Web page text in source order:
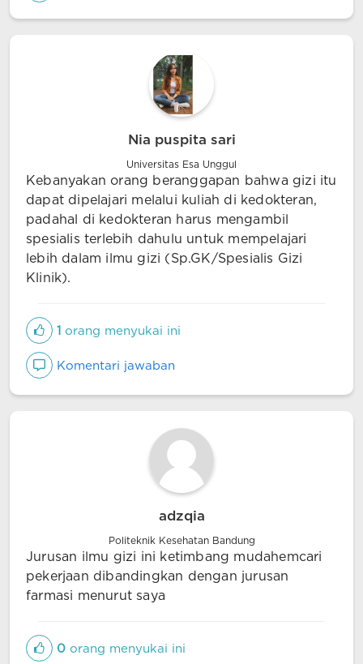
Nia puspita sari
Universitas Esa Unggul
Kebanyakan orang beranggapan bahwa gizi itu
dapat dipelajari melalui kuliah di kedokteran,
padahal di kedokteran harus mengambil
spesialis terlebih dahulu untuk mempelajari
lebih dalam ilmu gizi (Sp.GK/Spesialis Gizi
Klinik).
1 orang menyukai ini
Komentari jawaban
adzqia
Politeknik Kesehatan Bandung
Jurusan ilmu gizi ini ketimbang mudahemcari
pekerjaan dibandingkan dengan jurusan
farmasi menurut saya
0 orang menyukai ini